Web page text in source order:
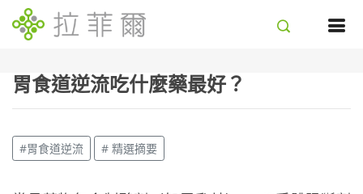
胃食道逆流吃什麼藥最好？
#胃食道逆流 # 精選摘要